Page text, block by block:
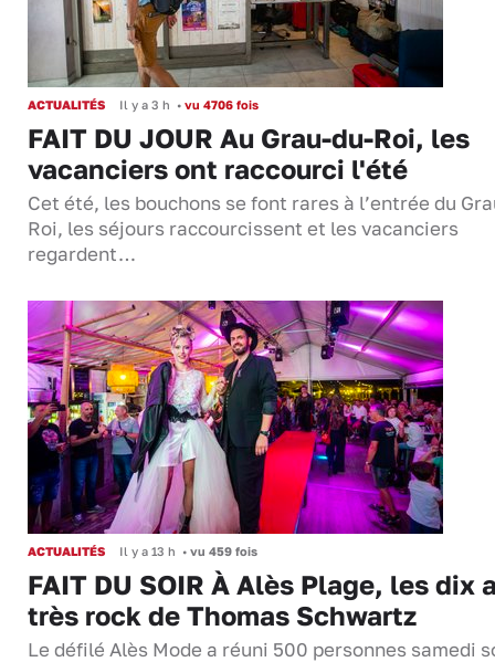
ACTUALITÉS Il y a 3 h • vu 4706 fois
FAIT DU JOUR Au Grau-du-Roi, les
vacanciers ont raccourci l'été
Cet été, les bouchons se font rares à l’entrée du
Roi, les séjours raccourcissent et les vacanciers
regardent…
ACTUALITÉS Il y a 13 h • vu 459 fois
FAIT DU SOIR À Alès Plage, les dix
très rock de Thomas Schwartz
Le défilé Alès Mode a réuni 500 personnes samedi